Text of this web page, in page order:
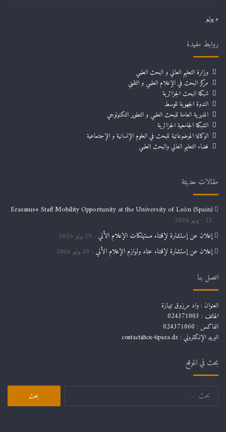
« يوليو
روابط مفيدة
وزارة التعليم العالي و البحث العلمي
مركز البحث في الإعلام العلمي و التقني
شبكة البحث الجزائرية
الندوة الجهوية للوسط
المديرية العامة للبحث العلمي و التطوير التكنولوجي
الشبكة الجامعية الجزائرية
الوكالة الموضوعاتية للبحث في العلوم الإنسانية و الإجتماعية
فضاء التعليم العالي والبحث العلمي
مقالات حديثة
Erasmus+ Staff Mobility Opportunity at the University of León (Spain)
22 يوليو 2026
إعلان عن إستشارة لإقتناء مستهلكات الإعلام الألي 20 يوليو 2026
إعلان عن إستشارة لإقتناء عتاد ولوازم الإعلام الألي 20 يوليو 2026
اتصل بنا
العنوان : واد مرزوق تيبازة
الهاتف : 024371003
الفاكس : 024371060
البريد الإلكتروني : contact@cu-tipaza.dz
بحث في الموقع
البحث